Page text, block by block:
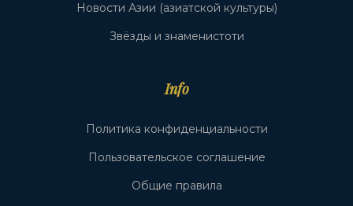
Новости Азии (азиатской культуры)
Звёзды и знаменистоти
Info
Политика конфиденциальности
Пользовательское соглашение
Общие правила